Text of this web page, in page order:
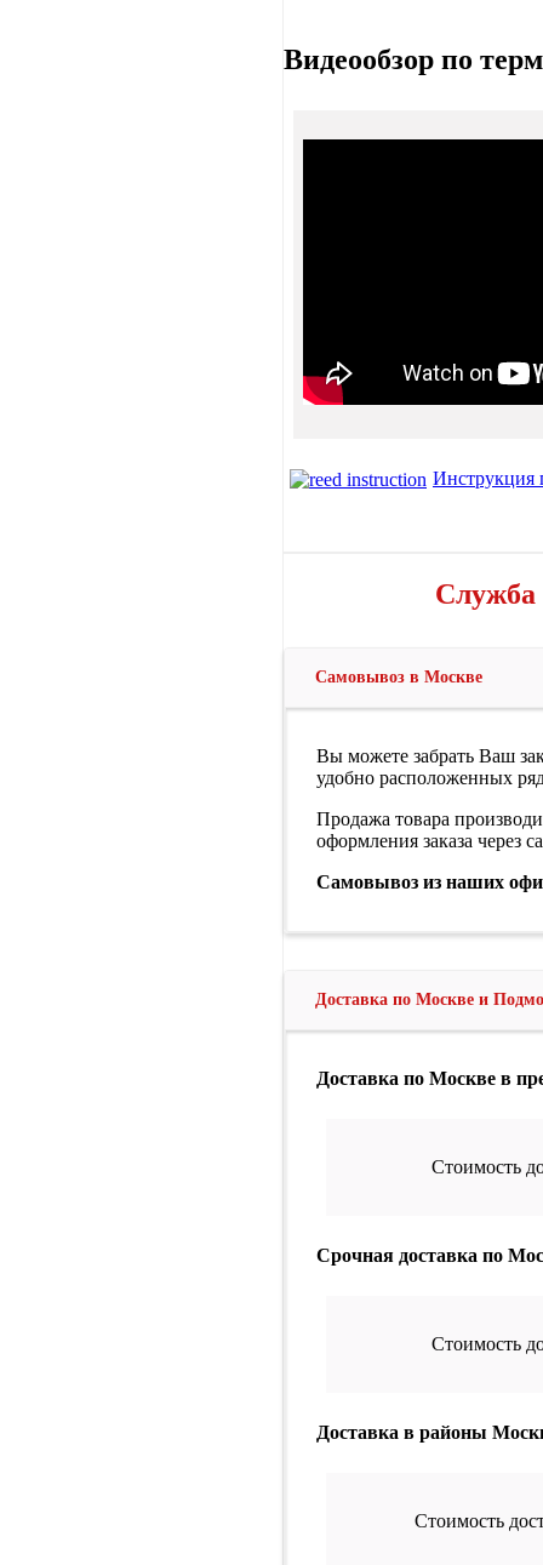
Видеообзор по
Инструкция
Служба
Самовывоз в Москве
Вы можете забрать Ваш
удобно расположенных
Продажа товара
оформления заказа через
Самовывоз из наших
Доставка по Москве и
Доставка по Москве в
Стоимость
Срочная доставка по
Стоимость
Доставка в районы
Стоимость